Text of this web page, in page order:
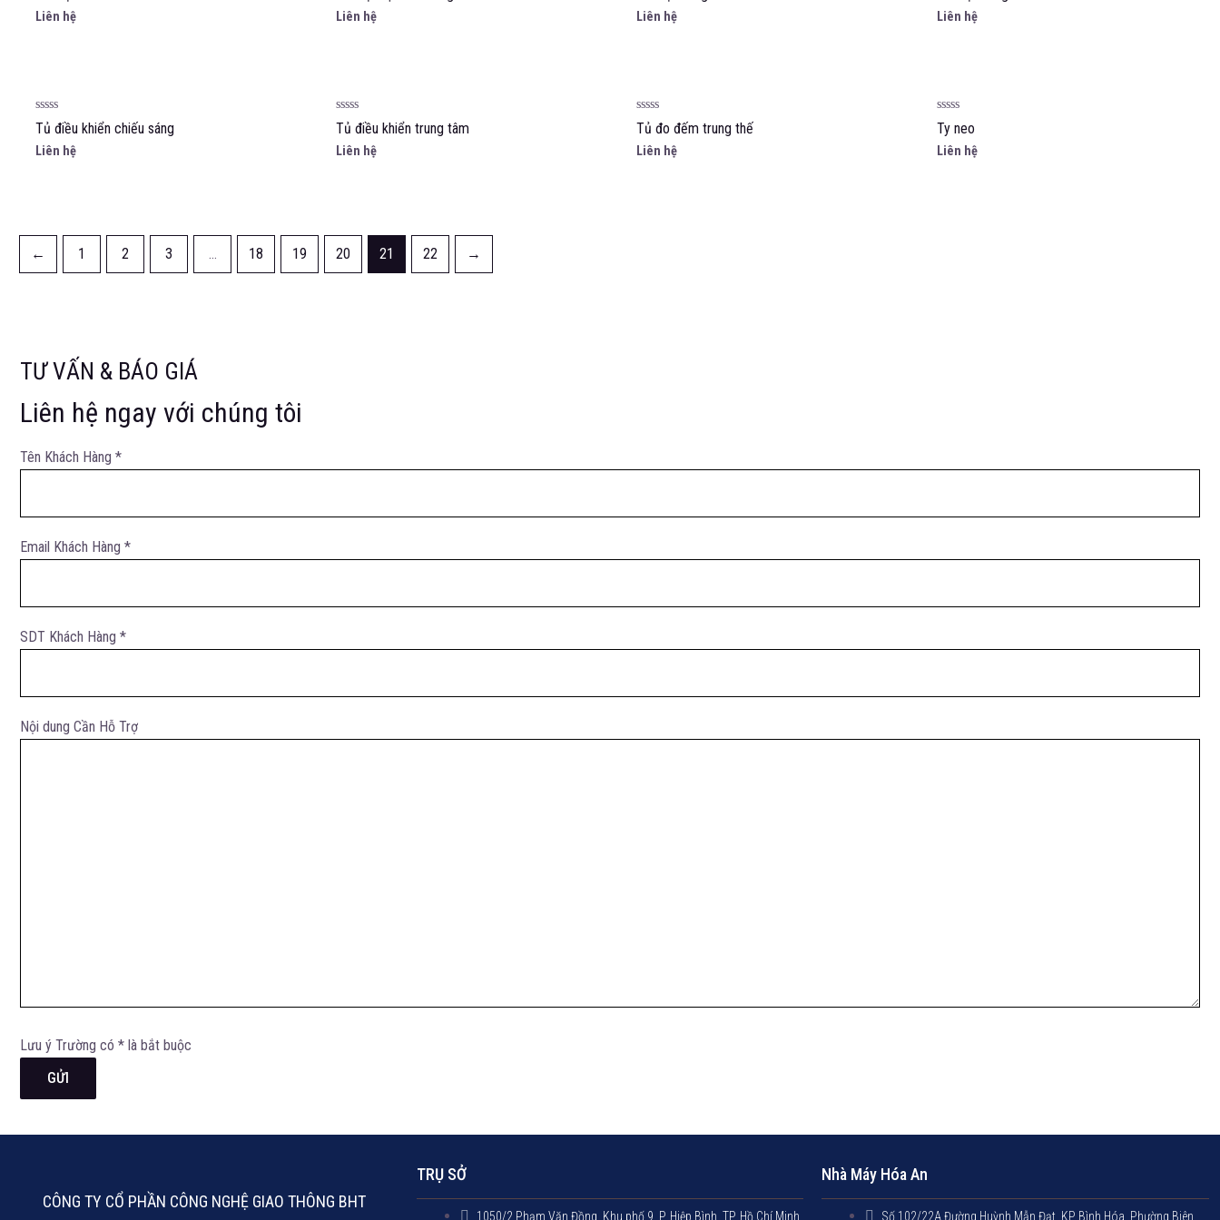
hạng
0
Liên hệ
hạng
0
Liên hệ
hạng
0
Liên hệ
hạng
0
Liên hệ
Được
xếp
hạng
0
Tủ điều khiển chiếu sáng
Liên hệ
Được
xếp
hạng
0
Tủ điều khiển trung tâm
Liên hệ
Được
xếp
hạng
0
Tủ đo đếm trung thế
Liên hệ
Được
xếp
hạng
0
Ty neo
Liên hệ
← 1 2 3 … 18 19 20 21 22 →
TƯ VẤN & BÁO GIÁ
Liên hệ ngay với chúng tôi
Tên Khách Hàng *
Email Khách Hàng *
SDT Khách Hàng *
Nội dung Cần Hỗ Trợ
Lưu ý Trường có * là bắt buộc
CÔNG TY CỔ PHẦN CÔNG NGHỆ GIAO THÔNG BHT
TRỤ SỞ
1050/2 Phạm Văn Đồng, Khu phố 9, P. Hiệp Bình, TP. Hồ Chí Minh
Nhà Máy Hóa An
Số 102/22A Đường Huỳnh Mẫn Đạt, KP Bình Hóa, Phường Biên